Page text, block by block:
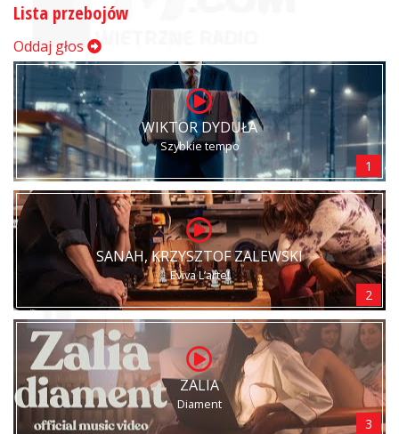
Lista przebojów
Oddaj głos
WIKTOR DYDUŁA
Szybkie tempo
1
SANAH, KRZYSZTOF ZALEWSKI
Eviva L’arte!
2
ZALIA
Diament
3